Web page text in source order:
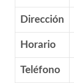
Dirección
Horario
Teléfono